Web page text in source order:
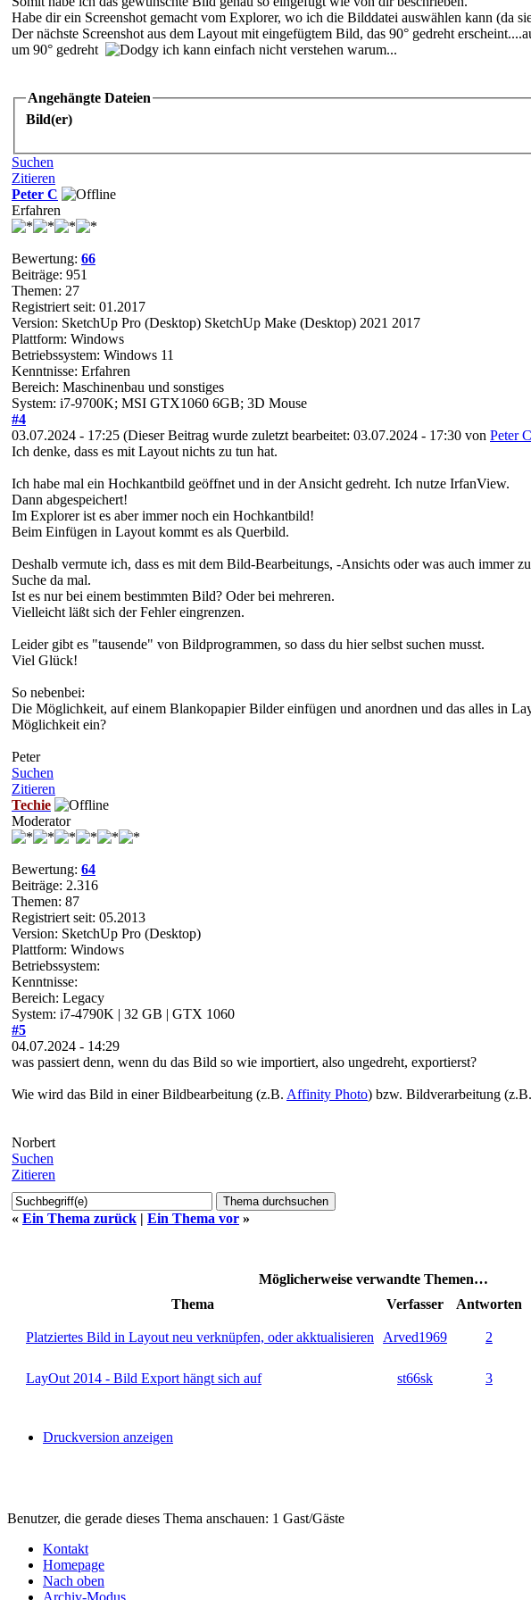
Habe dir ein Screenshot gemacht vom Explorer, wo ich die Bilddatei auswählen kann (da
Der nächste Screenshot aus dem Layout mit eingefügtem Bild, das 90° gedreht
um 90° gedreht
ich kann einfach nicht verstehen warum...
Angehängte Dateien
Bild(er)
Suchen
Zitieren
Peter C
Erfahren
Bewertung: 66
Beiträge: 951
Themen: 27
Registriert seit: 01.2017
Version: SketchUp Pro (Desktop) SketchUp Make (Desktop) 2021 2017
Plattform: Windows
Betriebssystem: Windows 11
Kenntnisse: Erfahren
Bereich: Maschinenbau und sonstiges
System: i7-9700K; MSI GTX1060 6GB; 3D Mouse
#4
03.07.2024 - 17:25 (Dieser Beitrag wurde zuletzt bearbeitet: 03.07.2024 - 17:30 von Peter C
Ich denke, dass es mit Layout nichts zu tun hat.
Ich habe mal ein Hochkantbild geöffnet und in der Ansicht gedreht. Ich nutze IrfanView.
Dann abgespeichert!
Im Explorer ist es aber immer noch ein Hochkantbild!
Beim Einfügen in Layout kommt es als Querbild.
Deshalb vermute ich, dass es mit dem Bild-Bearbeitungs, -Ansichts oder was auch immer
Suche da mal.
Ist es nur bei einem bestimmten Bild? Oder bei mehreren.
Vielleicht läßt sich der Fehler eingrenzen.
Leider gibt es "tausende" von Bildprogrammen, so dass du hier selbst suchen musst.
Viel Glück!
So nebenbei:
Die Möglichkeit, auf einem Blankopapier Bilder einfügen und anordnen und das alles in
Möglichkeit ein?
Peter
Suchen
Zitieren
Techie
Moderator
Bewertung: 64
Beiträge: 2.316
Themen: 87
Registriert seit: 05.2013
Version: SketchUp Pro (Desktop)
Plattform: Windows
Betriebssystem:
Kenntnisse:
Bereich: Legacy
System: i7-4790K | 32 GB | GTX 1060
#5
04.07.2024 - 14:29
was passiert denn, wenn du das Bild so wie importiert, also ungedreht, exportierst?
Wie wird das Bild in einer Bildbearbeitung (z.B. Affinity Photo) bzw. Bildverarbeitung (z.B.
Norbert
Suchen
Zitieren
« Ein Thema zurück | Ein Thema vor »
Möglicherweise verwandte Themen…
Thema
Verfasser Antworten
Platziertes Bild in Layout neu verknüpfen, oder akktualisieren Arved1969 2
LayOut 2014 - Bild Export hängt sich auf st66sk 3
Druckversion anzeigen
Benutzer, die gerade dieses Thema anschauen: 1 Gast/Gäste
Kontakt
Homepage
Nach oben
Archiv-Modus